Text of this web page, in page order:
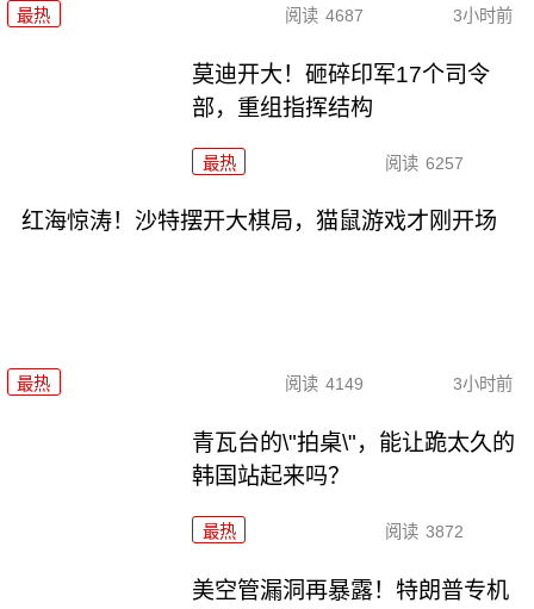
最热 阅读 4687 3小时前
莫迪开大！砸碎印军17个司令
部，重组指挥结构
最热 阅读 6257
红海惊涛！沙特摆开大棋局，猫鼠游戏才刚开场
最热 阅读 4149 3小时前
青瓦台的\"拍桌\"，能让跪太久的
韩国站起来吗？
最热 阅读 3872
美空管漏洞再暴露！特朗普专机